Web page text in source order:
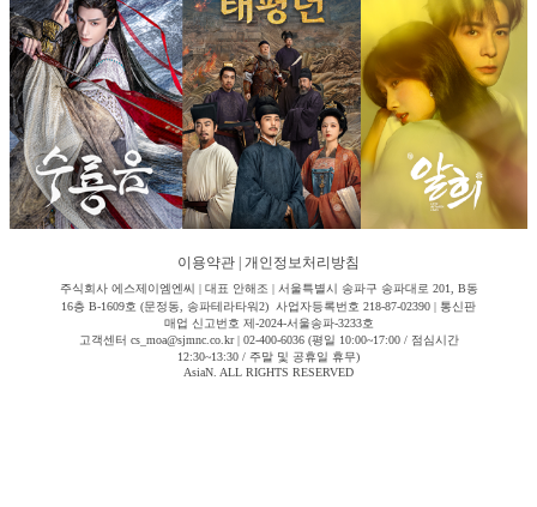
이용약관 개인정보처리방침
주식회사 에스제이엠엔씨 | 대표 안해조 | 서울특별시 송파구 송파대로 201, B동
16층 B-1609호 (문정동, 송파테라타워2) 사업자등록번호 218-87-02390 | 통신판
매업 신고번호 제-2024-서울송파-3233호
고객센터 cs_moa@sjmnc.co.kr | 02-400-6036 (평일 10:00~17:00 / 점심시간
12:30~13:30 / 주말 및 공휴일 휴무)
AsiaN. ALL RIGHTS RESERVED